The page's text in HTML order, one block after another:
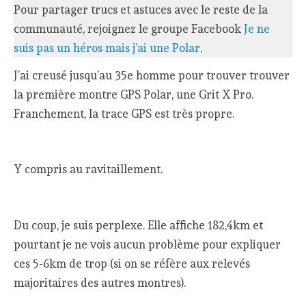
Pour partager trucs et astuces avec le reste de la
communauté, rejoignez le groupe FacebookJe ne
suis pas un héros mais j’ai une Polar.
J’ai creusé jusqu’au 35e homme pour trouver trouver
la première montre GPS Polar, une Grit X Pro.
Franchement, la trace GPS est très propre.
Y compris au ravitaillement.
Du coup, je suis perplexe. Elle affiche 182,4km et
pourtant je ne vois aucun problème pour expliquer
ces 5-6km de trop (si on se réfère aux relevés
majoritaires des autres montres).